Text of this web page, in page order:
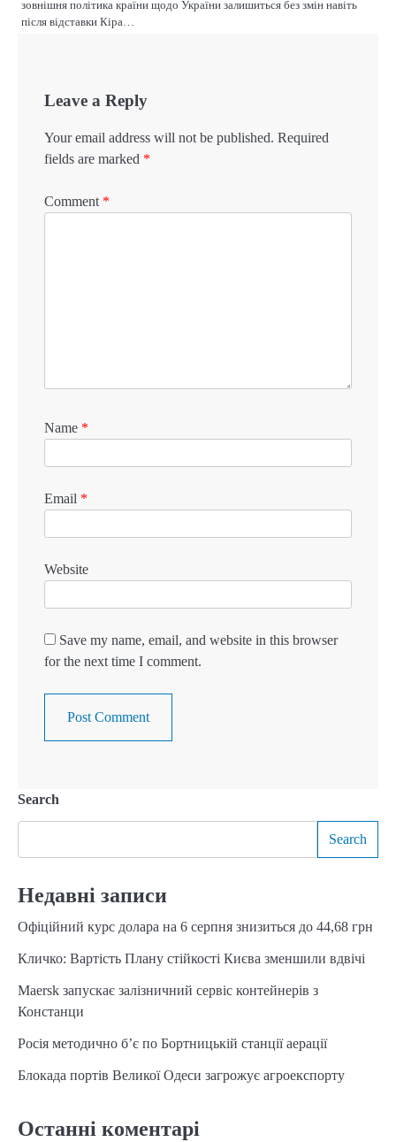
зовнішня політика країни щодо України залишиться без змін навіть
після відставки Кіра…
Leave a Reply
Your email address will not be published. Required
fields are marked *
Comment *
Name *
Email *
Website
Save my name, email, and website in this browser
for the next time I comment.
Search
Search
Недавні записи
Офіційний курс долара на 6 серпня знизиться до 44,68 грн
Кличко: Вартість Плану стійкості Києва зменшили вдвічі
Maersk запускає залізничний сервіс контейнерів з
Констанци
Росія методично б’є по Бортницькій станції аерації
Блокада портів Великої Одеси загрожує агроекспорту
Останні коментарі